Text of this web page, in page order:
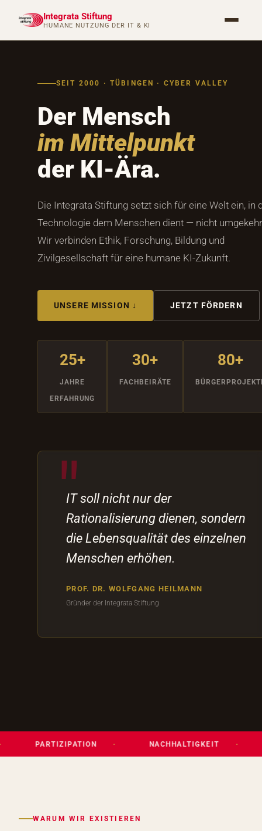
Integrata Stiftung
HUMANE NUTZUNG DER IT & KI
SEIT 2000 · TÜBINGEN · CYBER VALLEY
Der Mensch
im Mittelpunkt
der KI-Ära.
Die Integrata Stiftung setzt sich für eine Welt ein, in
Technologie dem Menschen dient — nicht
Wir verbinden Ethik, Forschung, Bildung und
Zivilgesellschaft für eine humane KI-Zukunft.
UNSERE MISSION ↓ JETZT FÖRDERN
25+
JAHRE
ERFAHRUNG
30+
FACHBEIRÄTE
80+
IT soll nicht nur der
Rationalisierung dienen, sondern
die Lebensqualität des einzelnen
Menschen erhöhen.
PROF. DR. WOLFGANG HEILMANN
Gründer der Integrata Stiftung
NACHHALTIGKEIT
WARUM WIR EXISTIEREN